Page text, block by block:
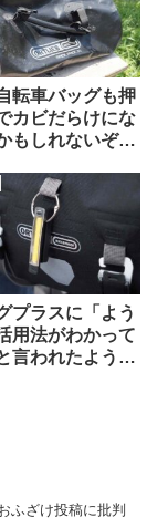
転車バッグも押
カビだらけにな
もしれないぞ
いメンテナン
プラスに「よう
用法がわかって
言われたような
ふざけ投稿に批判